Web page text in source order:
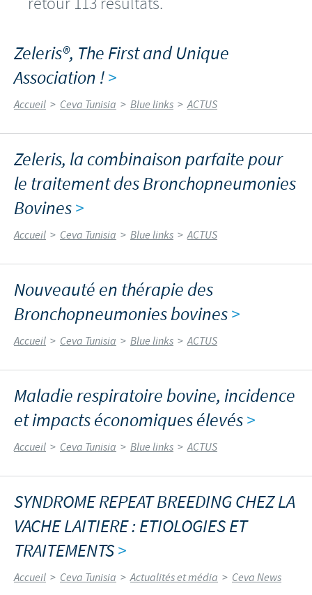
Zeleris®, The First and Unique
Association !>
Accueil > Ceva Tunisia > Blue links > ACTUS
Zeleris, la combinaison parfaite pour
le traitement des Bronchopneumonies
Bovines>
Accueil > Ceva Tunisia > Blue links > ACTUS
Nouveauté en thérapie des
Bronchopneumonies bovines>
Accueil > Ceva Tunisia > Blue links > ACTUS
Maladie respiratoire bovine, incidence
et impacts économiques élevés>
Accueil > Ceva Tunisia > Blue links > ACTUS
SYNDROME REPEAT BREEDING CHEZ LA
VACHE LAITIERE : ETIOLOGIES ET
TRAITEMENTS>
Accueil > Ceva Tunisia > Actualités et média > Ceva News